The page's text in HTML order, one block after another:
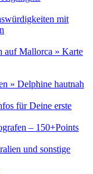
mit
auf Mallorca » Karte
» Delphine hautnah
für Deine erste
– 150+Points
und sonstige